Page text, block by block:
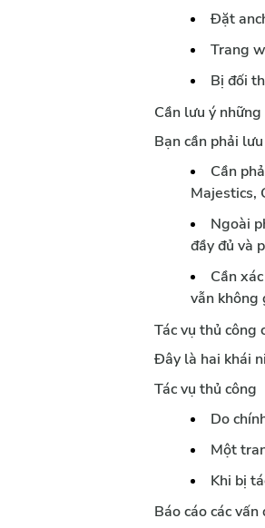
Đặt
Trang
Bị đối
Cần lưu ý
Bạn cần phải
Cần
Majestics,
Ngoài
đầy đủ và
Cần
vẫn không
Tác vụ thủ công
Đây là hai khái
Tác vụ thủ công
Do
Một
Khi bị
Báo cáo các